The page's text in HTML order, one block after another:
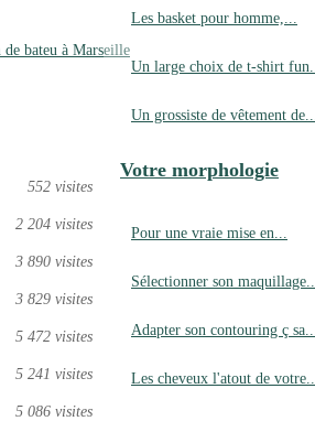
bateu à Marseille
552 visites
2 204 visites
3 890 visites
3 829 visites
5 472 visites
5 241 visites
5 086 visites
Les basket pour homme,...
Un large choix de t-shirt fun...
Un grossiste de vêtement de...
Votre morphologie
Pour une vraie mise en...
Sélectionner son maquillage...
Adapter son contouring ç sa...
Les cheveux l'atout de votre...